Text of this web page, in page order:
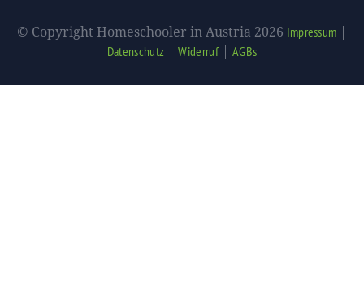
© Copyright Homeschooler in Austria 2026 Impressum |
Datenschutz |Widerruf| AGBs